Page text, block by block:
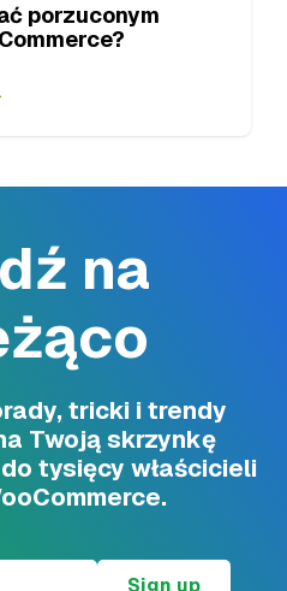
porzuconym
na
tricki i trendy
Twoją skrzynkę
tysięcy właścicieli